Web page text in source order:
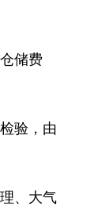
储费
验，由
、大气